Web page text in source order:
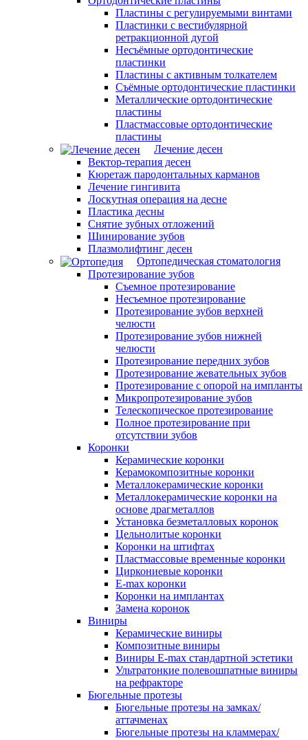
Пластины с регулируемыми винтами
Пластинки с вестибулярной
ретракционной дугой
Несъёмные ортодонтические
пластинки
Пластины с активным толкателем
Съёмные ортодонтические пластинки
Металлические ортодонтические
пластины
Пластмассовые ортодонтические
пластины
Лечение десен
Вектор-терапия десен
Кюретаж пародонтальных карманов
Лечение гингивита
Лоскутная операция на десне
Пластика десны
Снятие зубных отложений
Шинирование зубов
Плазмолифтинг десен
Ортопедическая стоматология
Протезирование зубов
Съемное протезирование
Несъемное протезирование
Протезирование зубов верхней
челюсти
Протезирование зубов нижней
челюсти
Протезирование передних зубов
Протезирование жевательных зубов
Протезирование с опорой на импланты
Микропротезирование зубов
Телескопическое протезирование
Полное протезирование при
отсутствии зубов
Коронки
Керамические коронки
Керамокомпозитные коронки
Металлокерамические коронки
Металлокерамические коронки на
основе драгметаллов
Установка безметалловых коронок
Цельнолитые коронки
Коронки на штифтах
Пластмассовые временные коронки
Циркониевые коронки
E-max коронки
Коронки на имплантах
Замена коронок
Виниры
Керамические виниры
Композитные виниры
Виниры E-max стандартной эстетики
Ультратонкие полевошпатные виниры
на рефракторе
Бюгельные протезы
Бюгельные протезы на замках/
аттачменах
Бюгельные протезы на кламмерах/